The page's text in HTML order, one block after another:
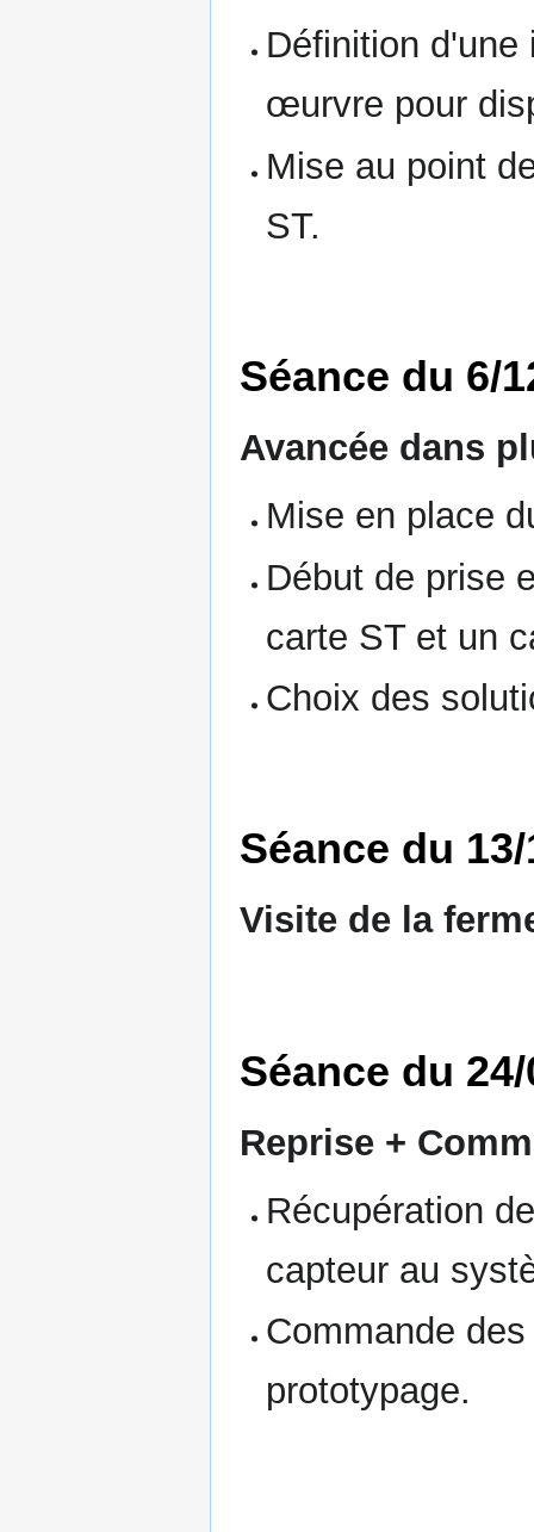
Définition
œurvre pour
Mise au point
ST.
Séance du 6/
Avancée dans
Mise en place
Début de prise
carte ST et un
Choix des
Séance du
Visite de la
Séance du
Reprise +
Récupération
capteur au
Commande
prototypage.